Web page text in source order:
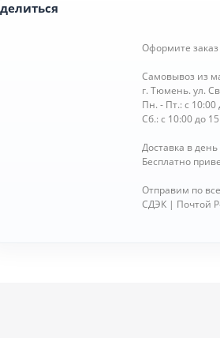
Оформите
Самовывоз из
г. Тюмень. ул.
Пн. - Пт.: с 10:00
Сб.: с 10:00 до
Доставка в
Бесплатно
Отправим по
СДЭК | Почтой